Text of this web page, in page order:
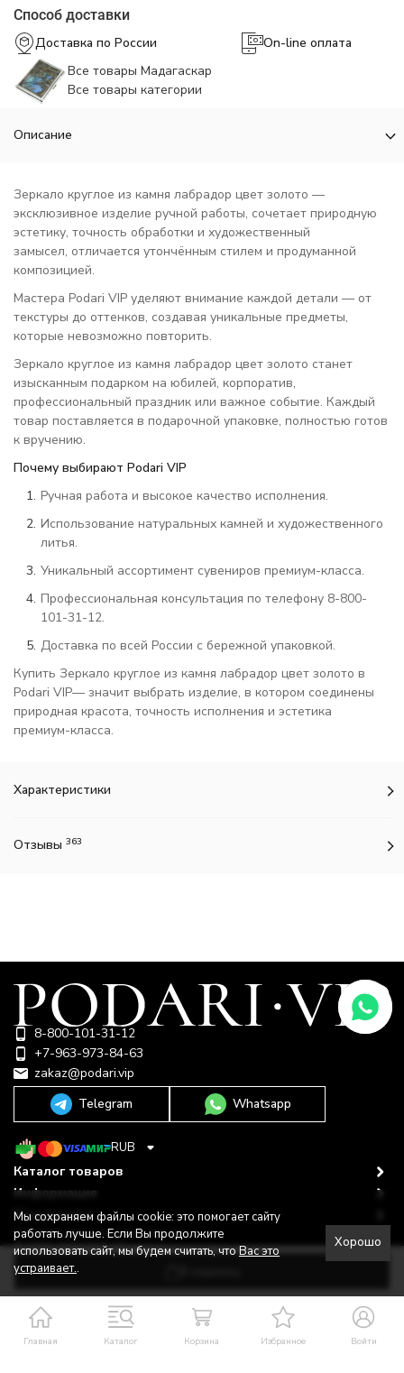
Способ доставки
Доставка по России
On-line оплата
Все товары Мадагаскар
Все товары категории
Описание
Зеркало круглое из камня лабрадор цвет золото —
эксклюзивное изделие ручной работы, сочетает природную
эстетику, точность обработки и художественный
замысел, отличается утончённым стилем и продуманной
композицией.
Мастера Podari VIP уделяют внимание каждой детали — от
текстуры до оттенков, создавая уникальные предметы,
которые невозможно повторить.
Зеркало круглое из камня лабрадор цвет золото станет
изысканным подарком на юбилей, корпоратив,
профессиональный праздник или важное событие. Каждый
товар поставляется в подарочной упаковке, полностью готов
к вручению.
Почему выбирают Podari VIP
Ручная работа и высокое качество исполнения.
Использование натуральных камней и художественного
литья.
Уникальный ассортимент сувениров премиум-класса.
Профессиональная консультация по телефону 8-800-
101-31-12.
Доставка по всей России с бережной упаковкой.
Купить Зеркало круглое из камня лабрадор цвет золото в
Podari VIP— значит выбрать изделие, в котором соединены
природная красота, точность исполнения и эстетика
премиум-класса.
Характеристики
Отзывы 363
Главная Каталог Корзина Избранное Войти
8-800-101-31-12
+7-963-973-84-63
zakaz@podari.vip
Telegram
Whatsapp
RUB
Каталог товаров
Информация
Покупателю
Политика персональных данных
© 2009-2026 ООО "Подари"
Разработано в bodysite.ru
Мы сохраняем файлы cookie: это помогает сайту
работать лучше. Если Вы продолжите
использовать сайт, мы будем считать, что Вас это
устраивает..
Хорошо